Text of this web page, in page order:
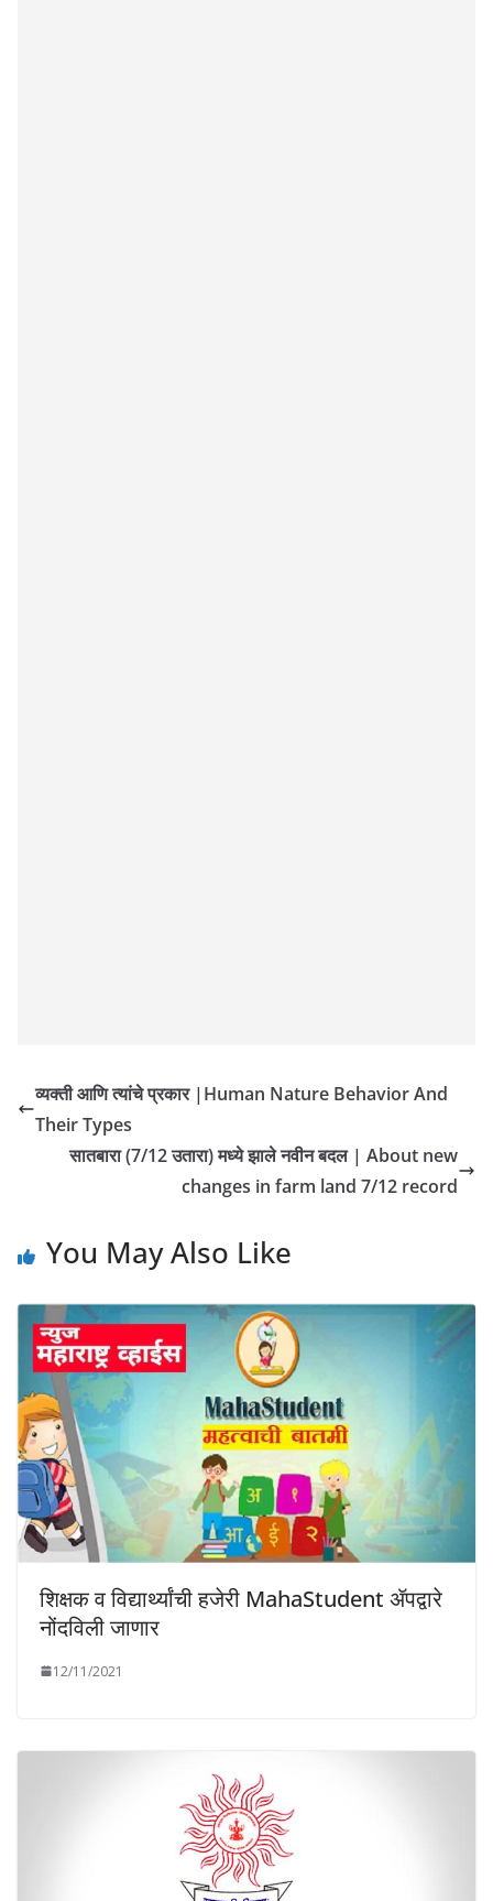
व्यक्ती आणि त्यांचे प्रकार |Human Nature Behavior And
Their Types
सातबारा (7/12 उतारा) मध्ये झाले नवीन बदल | About new
changes in farm land 7/12 record
You May Also Like
शिक्षक व विद्यार्थ्यांची हजेरी MahaStudent ॲपद्वारे
नोंदविली जाणार
12/11/2021